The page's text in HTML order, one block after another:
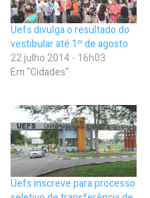
Uefs divulga o resultado do
vestibular até 1º de agosto
22 julho 2014 - 16h03
Em "Cidades"
Uefs inscreve para processo